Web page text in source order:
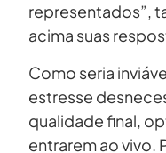
representados”,
acima suas
Como seria
estresse
qualidade final,
entrarem ao vivo.